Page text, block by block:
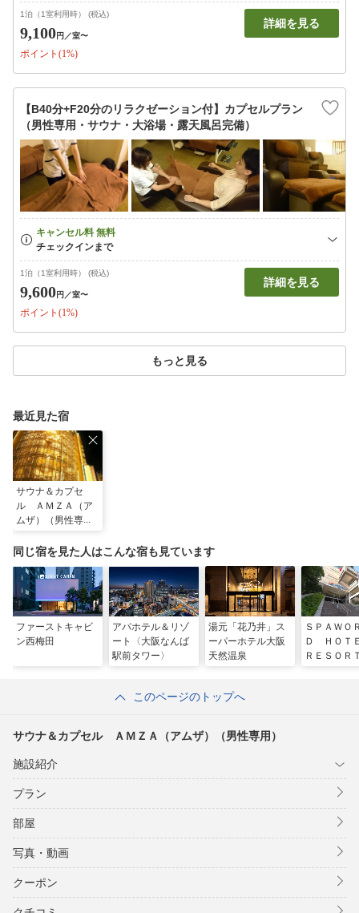
1泊（1室利用時） (税込)
9,100円 ／室〜
ポイント(1%)
詳細を見る
【B40分+F20分のリラクゼーション付】カプセルプラン
（男性専用・サウナ・大浴場・露天風呂完備）
1泊（1室利用時） (税込)
9,600円 ／室〜
ポイント(1%)
詳細を見る
もっと見る
最近見た宿
サウナ＆カプセ
ル ＡＭＺＡ（ア
ムザ）（男性専
同じ宿を見た人はこんな宿も見ています
ファーストキャビ
ン西梅田
アパホテル＆リゾ
ート〈大阪なんば
駅前タワー〉
湯元「花乃井」ス
ーパーホテル大阪
天然温泉
ＳＰＡＷＯ
Ｄ ＨＯＴ
ＲＥＳＯＲ
このページのトップへ
サウナ＆カプセル ＡＭＺＡ（アムザ）（男性専用）
施設紹介
プラン
部屋
写真・動画
クーポン